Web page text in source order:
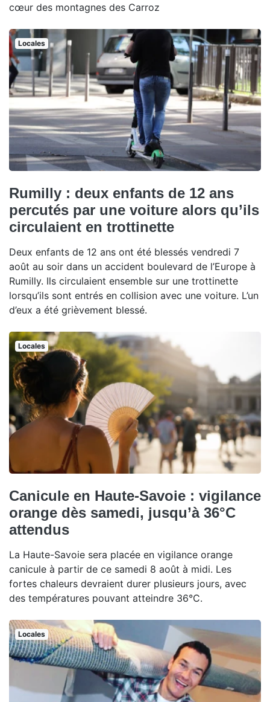
cœur des montagnes des Carroz
Locales
Rumilly : deux enfants de 12 ans
percutés par une voiture alors qu’ils
circulaient en trottinette
Deux enfants de 12 ans ont été blessés vendredi 7
août au soir dans un accident boulevard de l’Europe à
Rumilly. Ils circulaient ensemble sur une trottinette
lorsqu’ils sont entrés en collision avec une voiture. L’un
d’eux a été grièvement blessé.
Locales
Canicule en Haute-Savoie : vigilance
orange dès samedi, jusqu’à 36°C
attendus
La Haute-Savoie sera placée en vigilance orange
canicule à partir de ce samedi 8 août à midi. Les
fortes chaleurs devraient durer plusieurs jours, avec
des températures pouvant atteindre 36°C.
Locales